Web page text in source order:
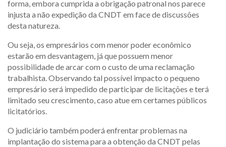
forma, embora cumprida a obrigação patronal nos parece
injusta a não expedição da CNDT em face de discussões
desta natureza.
Ou seja, os empresários com menor poder econômico
estarão em desvantagem, já que possuem menor
possibilidade de arcar com o custo de uma reclamação
trabalhista. Observando tal possível impacto o pequeno
empresário será impedido de participar de licitações e terá
limitado seu crescimento, caso atue em certames públicos
licitatórios.
O judiciário também poderá enfrentar problemas na
implantação do sistema para a obtenção da CNDT pelas